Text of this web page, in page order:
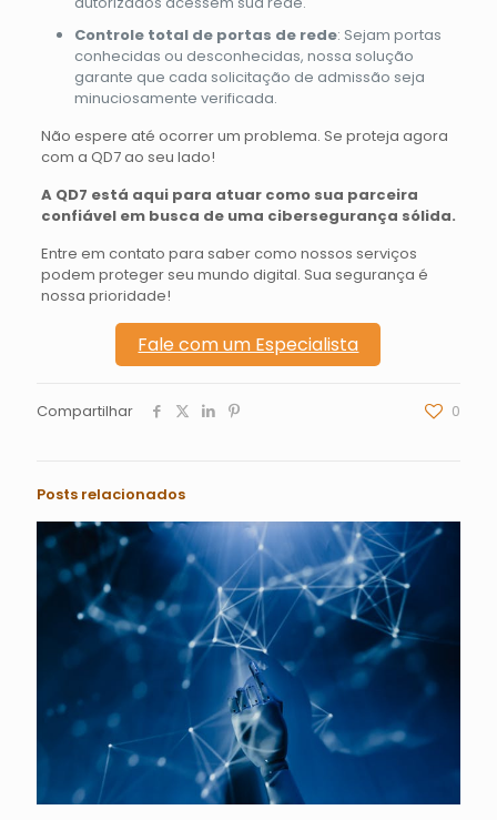
Controle total de portas de rede: Sejam portas
conhecidas ou desconhecidas, nossa solução
garante que cada solicitação de admissão seja
minuciosamente verificada.
Não espere até ocorrer um problema. Se proteja agora
com a QD7 ao seu lado!
A QD7 está aqui para atuar como sua parceira
confiável em busca de uma cibersegurança sólida.
Entre em contato para saber como nossos serviços
podem proteger seu mundo digital. Sua segurança é
nossa prioridade!
Fale com um Especialista
Compartilhar 0
Posts relacionados